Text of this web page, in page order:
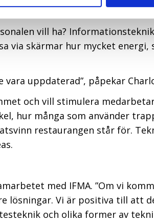
av antalet eluttag.”
vill ha?
via skärmar hur mycket energi,
uppdaterad”, påpekar
och vill stimulera
hur många som använder
restaurangen står för.
med IFMA. ”Om vi
lösningar. Vi är positiva till att
och olika former av